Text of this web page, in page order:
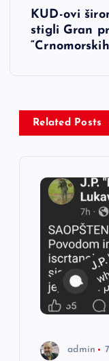
c
KUD-ovi
stigli Gran
Related Posts
admin